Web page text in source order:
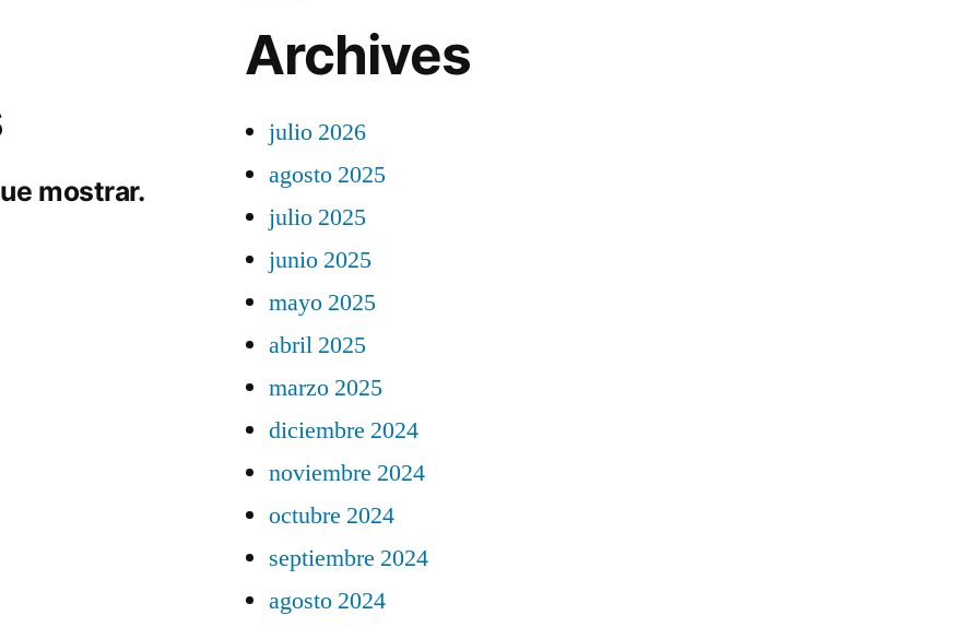
mostrar.
Archives
julio 2026
agosto 2025
julio 2025
junio 2025
mayo 2025
abril 2025
marzo 2025
diciembre 2024
noviembre 2024
octubre 2024
septiembre 2024
agosto 2024